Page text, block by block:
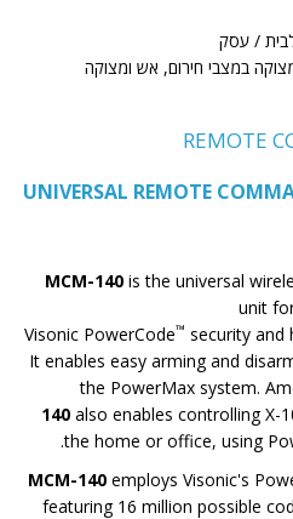
/ עסק
במצבי חירום, אש ומצוקה
REMOTE
UNIVERSAL REMOTE
MCM-140 is the universal
unit
Visonic PowerCode™ security and
It enables easy arming and
the PowerMax system.
140 also enables controlling X-
the home or office, using
MCM-140 employs Visonic's
featuring 16 million possible